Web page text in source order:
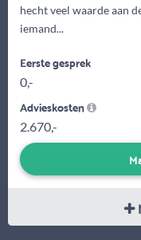
hecht veel waarde aan
iemand...
Eerste gesprek
0,-
Advieskosten
2.670,-